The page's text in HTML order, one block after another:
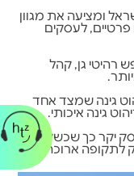
ומציעה את מגוון
פרטיים, לעסקים
רהיטי גן, קהל
גינה שמצד אחד
גינה איכותי.
יקר כך שכשקונים
לתקופה ארוכה.